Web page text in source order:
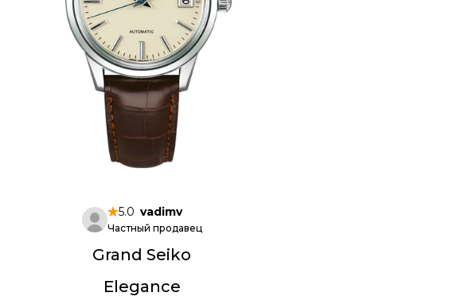
5.0 vadimv
Частный продавец
Grand Seiko
Elegance